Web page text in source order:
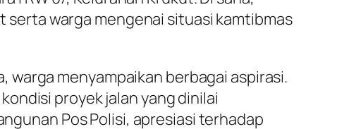
serta warga mengenai situasi kamtibmas
warga menyampaikan berbagai aspirasi.
proyek jalan yang dinilai
Pos Polisi, apresiasi terhadap